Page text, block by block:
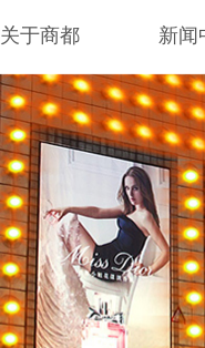
关于商都 新闻